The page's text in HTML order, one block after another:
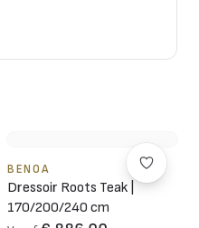
BENOA
Dressoir Roots Teak |
170/200/240 cm